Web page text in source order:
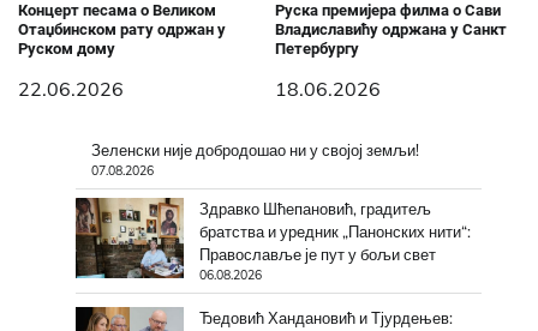
Концерт песама о Великом
Отаџбинском рату одржан у
Руском дому
22.06.2026
Руска премијера филма о Сави
Владиславићу одржана у Санкт
Петербургу
18.06.2026
Зеленски није добродошао ни у својој земљи!
07.08.2026
Здравко Шћепановић, градитељ
братства и уредник „Панонских нити“:
Православље је пут у бољи свет
06.08.2026
Ђедовић Хандановић и Тјурдењев: